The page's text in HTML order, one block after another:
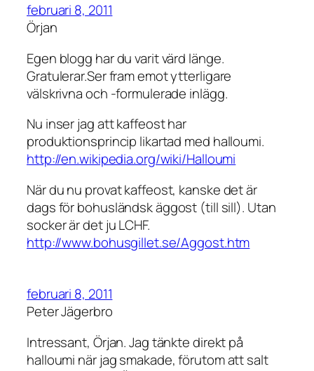
februari 8, 2011
Örjan
Egen blogg har du varit värd länge.
Gratulerar.Ser fram emot ytterligare
välskrivna och -formulerade inlägg.
Nu inser jag att kaffeost har
produktionsprincip likartad med halloumi.
http://en.wikipedia.org/wiki/Halloumi
När du nu provat kaffeost, kanske det är
dags för bohusländsk äggost (till sill). Utan
socker är det ju LCHF.
http://www.bohusgillet.se/Aggost.htm
februari 8, 2011
Peter Jägerbro
Intressant, Örjan. Jag tänkte direkt på
halloumi när jag smakade, förutom att salt